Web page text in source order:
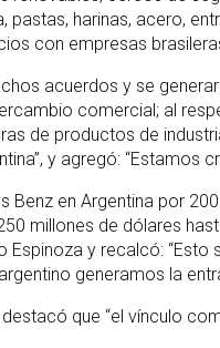
harinas, acero,
con empresas
acuerdos y se
comercial; al
de productos de
y agregó:
en Argentina por
millones de dólares
y recalcó:
generamos la
que “el vínculo